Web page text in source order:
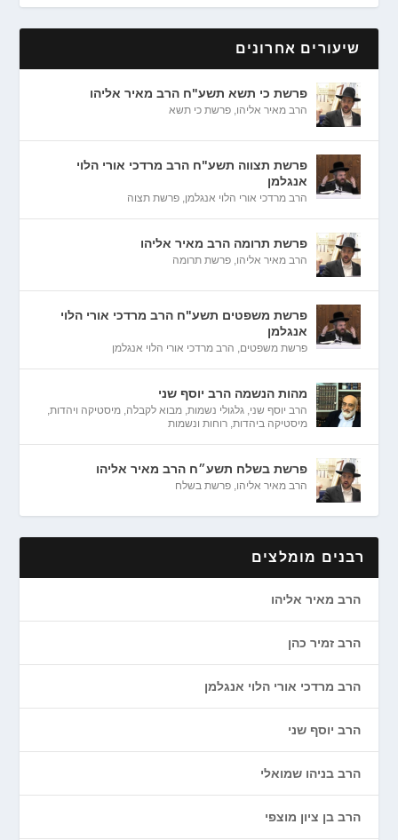
שיעורים אחרונים
פרשת כי תשא תשע"ח הרב מאיר אליהו
הרב מאיר אליהו ,פרשת כי תשא
פרשת תצווה תשע"ח הרב מרדכי אורי הלוי
אנגלמן
הרב מרדכי אורי הלוי אנגלמן ,פרשת תצוה
פרשת תרומה הרב מאיר אליהו
הרב מאיר אליהו ,פרשת תרומה
פרשת משפטים תשע"ח הרב מרדכי אורי הלוי
אנגלמן
פרשת משפטים הרב מרדכי אורי הלוי אנגלמן
מהות הנשמה הרב יוסף שני
הרב יוסף שני ,גלגולי נשמות ,מבוא לקבלה ,מיסטיקה ויהדות
מיסטיקה ביהדות ,רוחות ונשמות
פרשת בשלח תשע״ח הרב מאיר אליהו
הרב מאיר אליהו ,פרשת בשלח
רבנים מומלצים
הרב מאיר אליהו
הרב זמיר כהן
הרב מרדכי אורי הלוי אנגלמן
הרב יוסף שני
הרב בניהו שמואלי
הרב בן ציון מוצפי